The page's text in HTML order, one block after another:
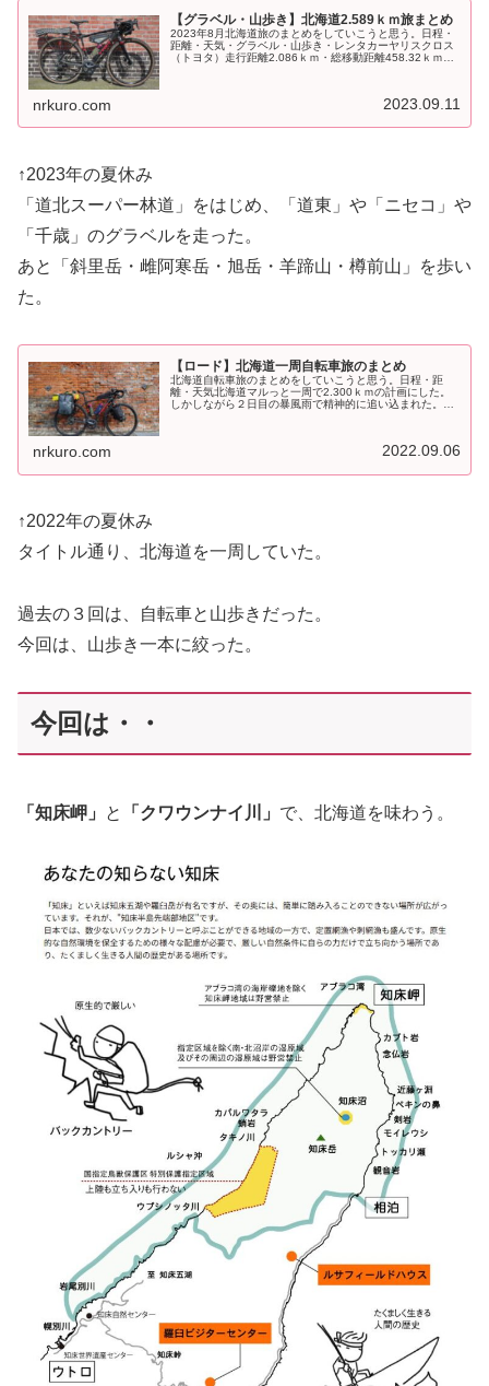
【グラベル・山歩き】北海道2.589ｋｍ旅まとめ
2023年8月北海道旅のまとめをしていこうと思う。日程・
距離・天気・グラベル・山歩き・レンタカーヤリスクロス
（トヨタ）走行距離2.086ｋｍ・総移動距離458.32ｋｍ
nrkuro.com 2023.09.11
↑2023年の夏休み
「道北スーパー林道」をはじめ、「道東」や「ニセコ」や
「千歳」のグラベルを走った。
あと「斜里岳・雌阿寒岳・旭岳・羊蹄山・樽前山」を歩い
た。
【ロード】北海道一周自転車旅のまとめ
北海道自転車旅のまとめをしていこうと思う。日程・距
離・天気北海道マルっと一周で2.300ｋｍの計画にした。
しかしながら２日目の暴風雨で精神的に追い込まれた。そ
nrkuro.com 2022.09.06
↑2022年の夏休み
タイトル通り、北海道を一周していた。
過去の３回は、自転車と山歩きだった。
今回は、山歩き一本に絞った。
今回は・・
「知床岬」 と 「クワウンナイ川」 で、北海道を味わう。